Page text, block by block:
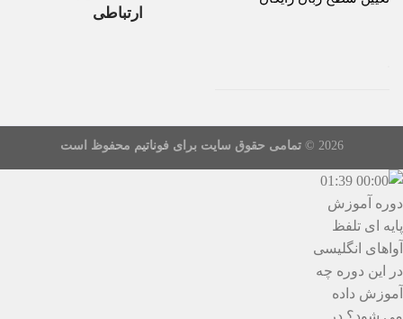
ارتباطی
2026 © تمامی حقوق سایت برای فوناتیم محفوظ است